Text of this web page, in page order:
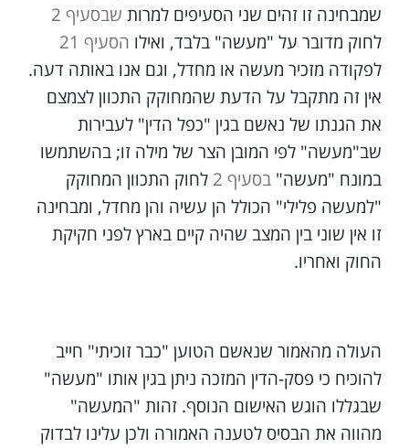
שמבחינה זו זהים שני הסעיפים למרות שבסעיף 2
לחוק מדובר על "מעשה" בלבד, ואילו הסעיף 21
לפקודה מזכיר מעשה או מחדל, וגם אנו באותה דעה.
אין זה מתקבל על הדעת שהמחוקק התכוון לצמצם
את הגנתו של נאשם בגין "כפל הדין" לעבירות
שב"מעשה" לפי המובן הצר של מילה זו; בהשתמשו
במונח "מעשה"בסעיף 2
לחוק התכוון המחוקק
"למעשה פלילי" הכולל הן עשיה והן מחדל, ומבחינה
זו אין שוני בין המצב שהיה קיים בארץ לפני חקיקת
החוק ואחריו.
העולה מהאמור שנאשם הטוען "כבר זוכיתי" חייב
להוכיח כי פסק-הדין המזכה ניתן בגין אותו "מעשה"
שבגללו הוגש האישום הנוסף. זהות "המעשה"
מהווה את הבסיס לטענה האמורה ולכן עלינו לבדוק